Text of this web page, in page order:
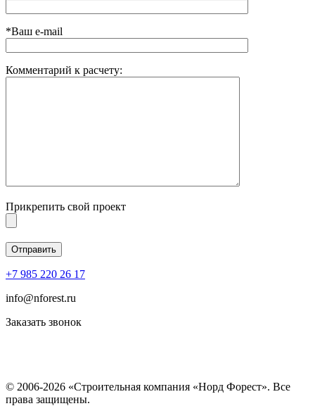
*Ваш e-mail
Комментарий к расчету:
Прикрепить свой проект
+7 985 220 26 17
info@nforest.ru
Заказать звонок
© 2006-2026 «Строительная компания «Норд Форест». Все
права защищены.